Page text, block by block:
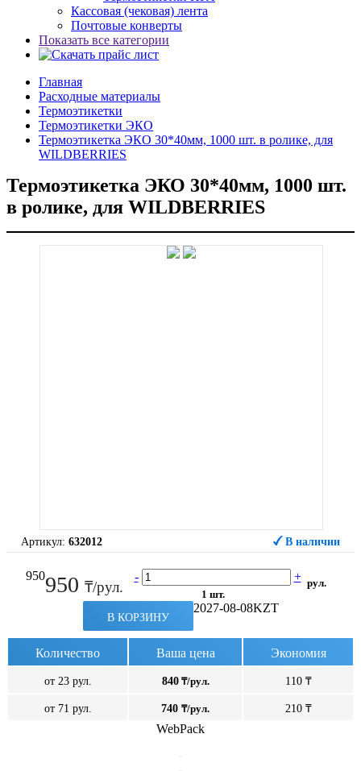
Кассовая (чековая) лента
Почтовые конверты
Показать все категории
Главная
Расходные материалы
Термоэтикетки
Термоэтикетки ЭКО
Термоэтикетка ЭКО 30*40мм, 1000 шт. в ролике, для
WILDBERRIES
Термоэтикетка ЭКО 30*40мм, 1000 шт.
в ролике, для WILDBERRIES
Артикул: 632012 В наличии
950950 ₸/рул.
- +
1 шт.
рул.
В КОРЗИНУ
2027-08-08KZT
Количество Ваша цена Экономия
от 23 рул. 840₸/рул. 110 ₸
от 71 рул. 740 ₸/рул. 210 ₸
WebPack